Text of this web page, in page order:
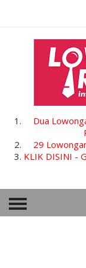
Dua
29
KLIK DISINI -